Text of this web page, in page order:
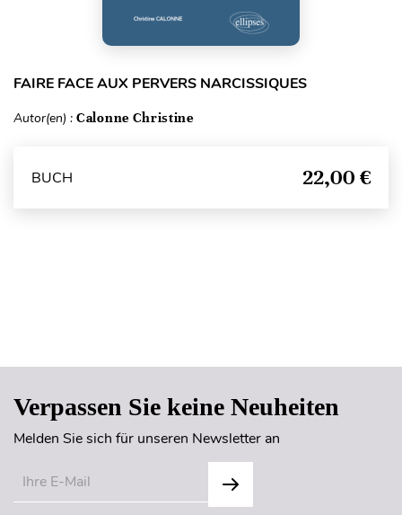
FAIRE FACE AUX PERVERS NARCISSIQUES
Autor(en) : Calonne Christine
BUCH 22,00 €
Verpassen Sie keine Neuheiten
Melden Sie sich für unseren Newsletter an